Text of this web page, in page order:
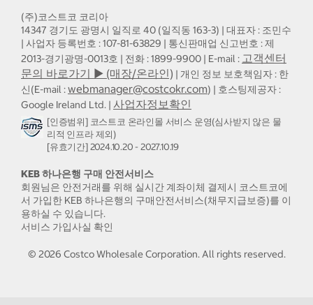
(주)코스트코 코리아
14347 경기도 광명시 일직로 40 (일직동 163-3) | 대표자 : 조민수
| 사업자 등록번호 : 107-81-63829 | 통신판매업 신고번호 : 제
2013-경기광명-0013호 | 전화 : 1899-9900 | E-mail : 고객센터
문의 바로가기 ▶ (매장/온라인) | 개인 정보 보호책임자 : 한
신(E-mail :webmanager@costcokr.com) | 호스팅제공자 :
Google Ireland Ltd. | 사업자정보확인
[인증범위] 코스트코 온라인몰 서비스 운영(심사받지 않은 물
리적 인프라 제외)
[유효기간] 2024.10.20 - 2027.10.19
KEB 하나은행 구매 안전서비스
회원님은 안전거래를 위해 실시간 계좌이체 결제시 코스트코에
서 가입한 KEB 하나은행의 구매안전서비스(채무지급보증)를 이
용하실 수 있습니다.
서비스 가입사실 확인
© 2026 Costco Wholesale Corporation.All rights reserved.